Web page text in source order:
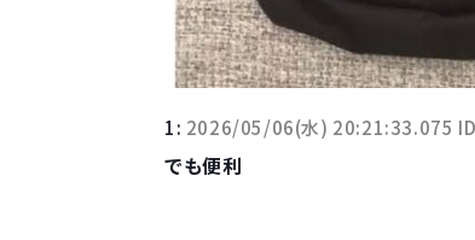
1: 2026/05/06(水) 20:21:33.075
でも便利